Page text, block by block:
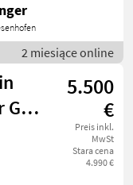
2 miesiące online
5.500
€
Preis inkl.
MwSt
Stara cena
4.990 €